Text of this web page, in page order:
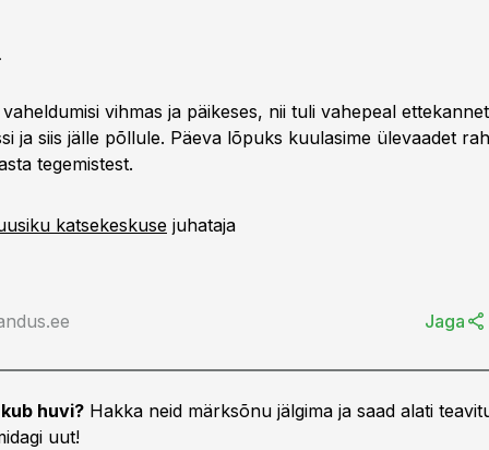
vihmas ja päikeses, nii tuli vahepeal
ja siis jälle põllule. Päeva lõpuks kuulasime ülevaadet
tegemistest.
katsekeskuse juhataja
Jaga
huvi? Hakka neid märksõnu jälgima ja saad alati
uut!